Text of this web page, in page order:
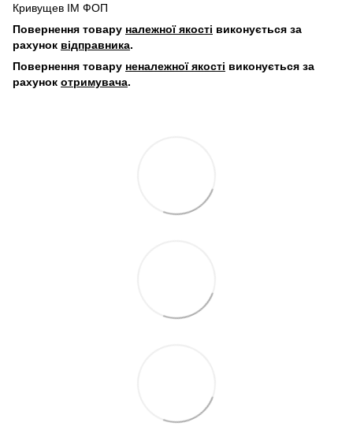
Кривущев ІМ ФОП
Повернення товару належної якості виконується за
рахунок відправника.
Повернення товару неналежної якості виконується за
рахунок отримувача.